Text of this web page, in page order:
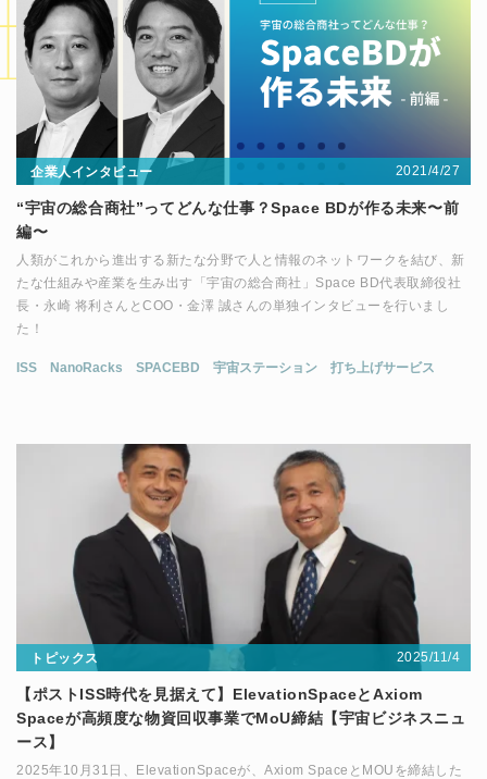
企業人インタビュー 2021/4/27
“宇宙の総合商社”ってどんな仕事？Space BDが作る未来〜前
編〜
人類がこれから進出する新たな分野で人と情報のネットワークを結び、新
たな仕組みや産業を生み出す「宇宙の総合商社」Space BD代表取締役社
長・永崎 将利さんとCOO・金澤 誠さんの単独インタビューを行いまし
た！
ISS NanoRacks SPACEBD 宇宙ステーション 打ち上げサービス
トピックス 2025/11/4
【ポストISS時代を見据えて】ElevationSpaceとAxiom
Spaceが高頻度な物資回収事業でMoU締結【宇宙ビジネスニュ
ース】
2025年10月31日、ElevationSpaceが、Axiom SpaceとMOUを締結した